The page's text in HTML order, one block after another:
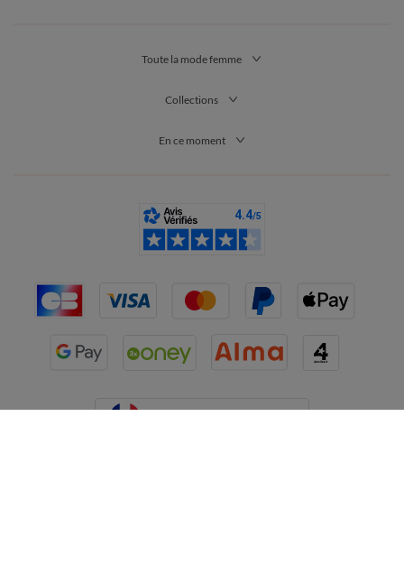
Toute la mode femme
Collections
En ce moment